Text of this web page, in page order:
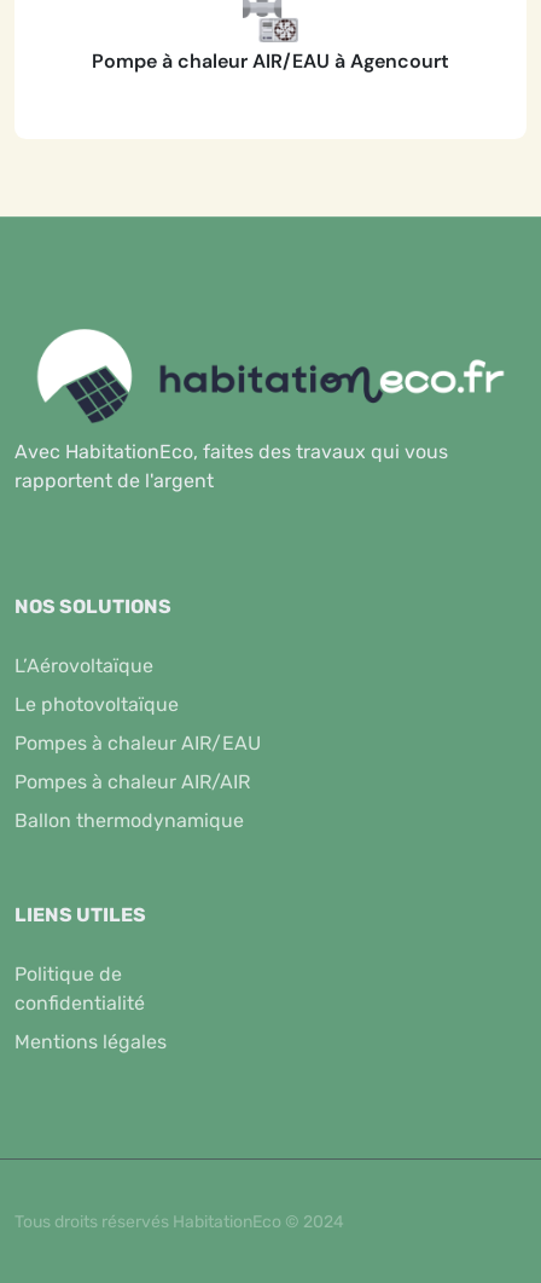
Pompe à chaleur AIR/EAU à Agencourt
Avec HabitationEco, faites des travaux qui vous
rapportent de l'argent
NOS SOLUTIONS
L’Aérovoltaïque
Le photovoltaïque
Pompes à chaleur AIR/EAU
Pompes à chaleur AIR/AIR
Ballon thermodynamique
LIENS UTILES
Politique de
confidentialité
Mentions légales
Tous droits réservés HabitationEco © 2024